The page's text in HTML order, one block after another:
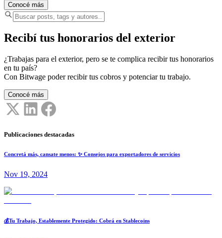
Conocé más
Recibí tus honorarios del exterior
¿Trabajas para el exterior, pero se te complica recibir tus honorarios
en tu país?
Con Bitwage poder recibir tus cobros y potenciar tu trabajo.
Conocé más
Publicaciones destacadas
Concretá más, cansate menos: ✨ Consejos para exportadores de servicios
Nov 19, 2024
💰Tu Trabajo, Establemente Protegido: Cobrá en Stablecoins